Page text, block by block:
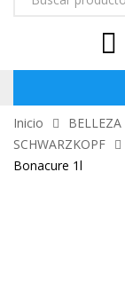
Inicio BELLEZA
SCHWARZKOPF
Bonacure 1l